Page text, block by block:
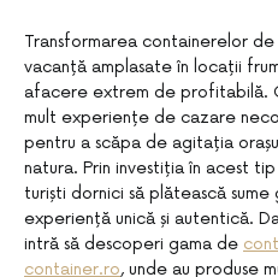
Transformarea containerelor
vacanță amplasate în locații
afacere extrem de profitabilă.
mult experiențe de cazare
pentru a scăpa de agitația
natura. Prin investiția în acest
turiști dornici să plătească
experiență unică și autentică.
intră să descoperi gama de
container.ro, unde au produse